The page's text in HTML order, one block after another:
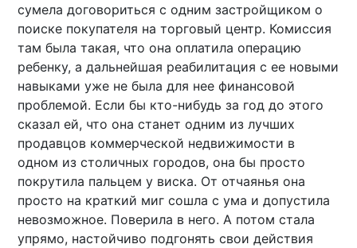
сумела договориться с одним застройщиком о
поиске покупателя на торговый центр. Комиссия
там была такая, что она оплатила операцию
ребенку, а дальнейшая реабилитация с ее новыми
навыками уже не была для нее финансовой
проблемой. Если бы кто-нибудь за год до этого
сказал ей, что она станет одним из лучших
продавцов коммерческой недвижимости в
одном из столичных городов, она бы просто
покрутила пальцем у виска. От отчаянья она
просто на краткий миг сошла с ума и допустила
невозможное. Поверила в него. А потом стала
упрямо, настойчиво подгонять свои действия